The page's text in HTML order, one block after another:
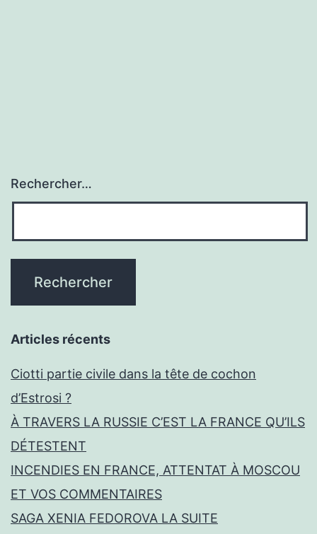
Rechercher…
Articles récents
Ciotti partie civile dans la tête de cochon
d’Estrosi ?
À TRAVERS LA RUSSIE C’EST LA FRANCE QU’ILS
DÉTESTENT
INCENDIES EN FRANCE, ATTENTAT À MOSCOU
ET VOS COMMENTAIRES
SAGA XENIA FEDOROVA LA SUITE